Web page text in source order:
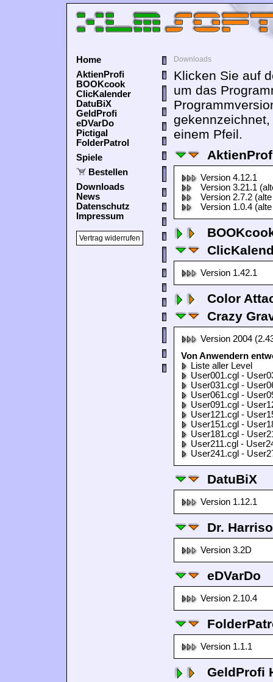
Home
AktienProfi
BOOKcook
ClicKalender
DatuBiX
GeldProfi
eDVarDo
Pictigal
FolderPatrol
Spiele
Bestellen
Downloads
News
Datenschutz
Impressum
Vertrag widerrufen
Downloads
Klicken Sie auf
um das
einem Pfeil.
Version 4.12.1
Version 3.21.1
Version 2.7.2
Version 1.0.4
Version 1.42.1
Color
Crazy
Version 2004
Von Anwendern
Liste aller Level
User001.cgl -
User031.cgl -
User061.cgl -
User091.cgl -
User121.cgl -
User151.cgl -
User181.cgl -
User211.cgl -
User241.cgl -
DatuBiX
Version 1.12.1
Dr.
Version 3.2D
eDVarDo
Version 2.10.4
Version 1.1.1
GeldProfi